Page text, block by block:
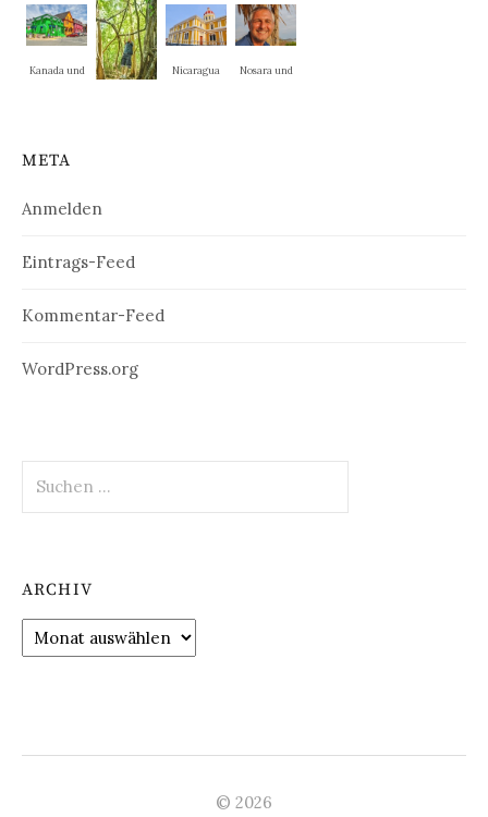
Kanada und
Nicaragua
Nosara und
META
Anmelden
Eintrags-Feed
Kommentar-Feed
WordPress.org
nach:
ARCHIV
Archiv
© 2026